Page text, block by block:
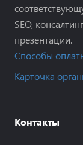
SEO,
презентации.
Способы
Карточка
Контакты